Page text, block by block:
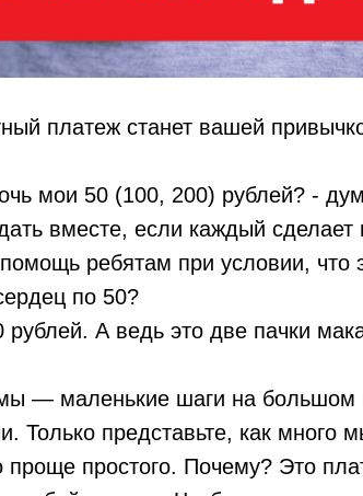
платеж станет вашей
мои 50 (100, 200) рублей? -
вместе, если каждый
ребятам при условии, что
по 50?
рублей. А ведь это две пачки
— маленькие шаги на большом
Только представьте, как много
простого. Почему? Это